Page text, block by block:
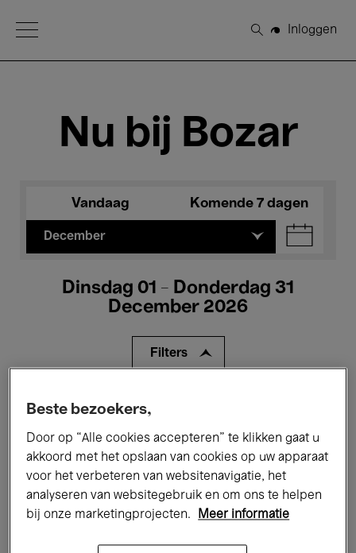
Open Menu
Zoeken
Inloggen
Nu bij Bozar
Vandaag Komende 7 dagen
December
Dinsdag 01 - Donderdag 31
December 2026
Filters
Alle evenementen
Tentoonstellingen Films
Performances Lezingen & Debatten
Jazz Klassieke Muziek Global Music
Beste bezoekers,
Door op “Alle cookies accepteren” te klikken gaat u
akkoord met het opslaan van cookies op uw apparaat
voor het verbeteren van websitenavigatie, het
analyseren van websitegebruik en om ons te helpen
bij onze marketingprojecten.
Meer informatie